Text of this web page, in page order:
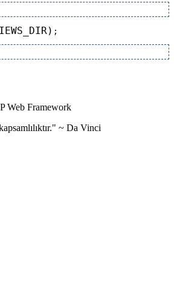
;
Web Framework
~ Da Vinci